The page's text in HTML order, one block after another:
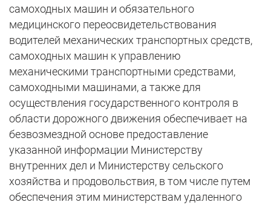
самоходных машин и обязательного
медицинского переосвидетельствования
водителей механических транспортных средств,
самоходных машин к управлению
механическими транспортными средствами,
самоходными машинами, а также для
осуществления государственного контроля в
области дорожного движения обеспечивает на
безвозмездной основе предоставление
указанной информации Министерству
внутренних дел и Министерству сельского
хозяйства и продовольствия, в том числе путем
обеспечения этим министерствам удаленного